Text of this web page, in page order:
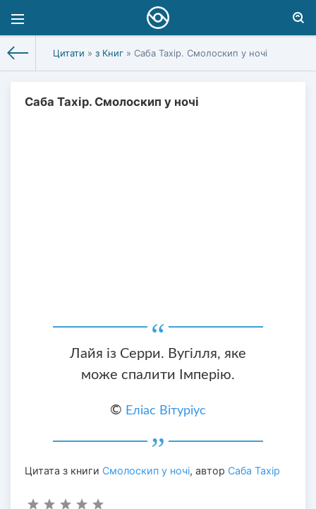
Цитати » з Книг » Саба Тахір. Смолоскип у ночі
Саба Тахір. Смолоскип у ночі
Лайя із Серри. Вугілля, яке
може спалити Імперію.
© Еліас Вітуріус
Цитата з книги Смолоскип у ночі, автор Саба Тахір